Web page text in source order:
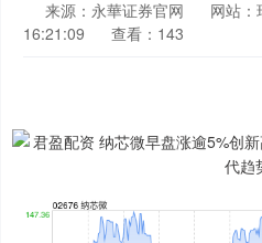
来源：永華证券官网 网站：
16:21:09
查看：143